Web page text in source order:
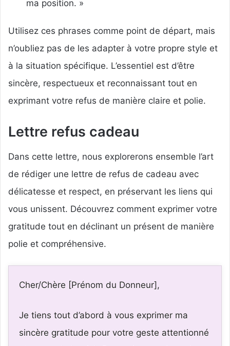
ma position. »
Utilisez ces phrases comme point de départ, mais
n’oubliez pas de les adapter à votre propre style et
à la situation spécifique. L’essentiel est d’être
sincère, respectueux et reconnaissant tout en
exprimant votre refus de manière claire et polie.
Lettre refus cadeau
Dans cette lettre, nous explorerons ensemble l’art
de rédiger une lettre de refus de cadeau avec
délicatesse et respect, en préservant les liens qui
vous unissent. Découvrez comment exprimer votre
gratitude tout en déclinant un présent de manière
polie et compréhensive.
Cher/Chère [Prénom du Donneur],
Je tiens tout d’abord à vous exprimer ma
sincère gratitude pour votre geste attentionné